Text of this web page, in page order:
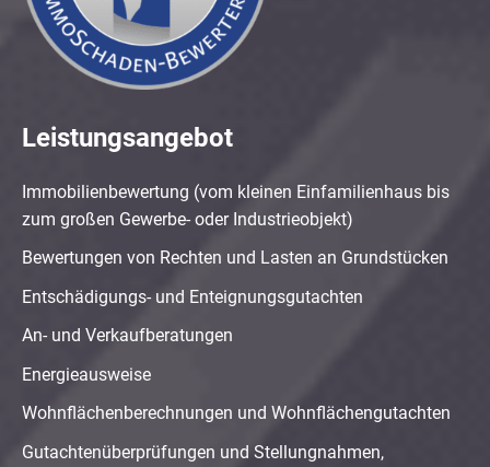
Leistungsangebot
Immobilienbewertung (vom kleinen Einfamilienhaus bis
zum großen Gewerbe- oder Industrieobjekt)
Bewertungen von Rechten und Lasten an Grundstücken
Entschädigungs- und Enteignungsgutachten
An- und Verkaufberatungen
Energieausweise
Wohnflächenberechnungen und Wohnflächengutachten
Gutachtenüberprüfungen und Stellungnahmen,